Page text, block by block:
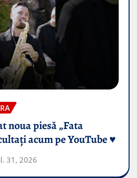
noua piesă „Fata
acum pe YouTube ♥️
31, 2026